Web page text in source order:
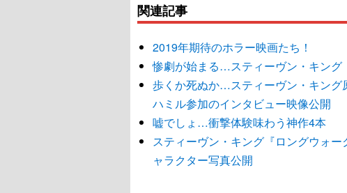
関連記事
2019年期待のホラー映画たち！
惨劇が始まる…スティーヴン・キング
歩くか死ぬか…スティーヴン・キング
ハミル参加のインタビュー映像公開
嘘でしょ…衝撃体験味わう神作4本
スティーヴン・キング『ロングウォ
ャラクター写真公開